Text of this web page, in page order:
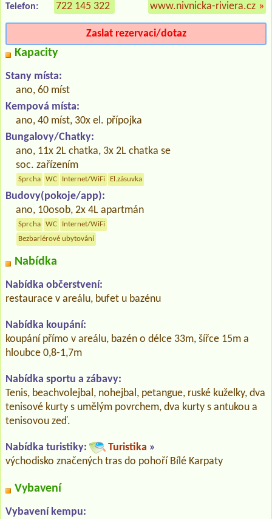
Telefon: 722 145 322 www.nivnicka-riviera.cz »
Zaslat rezervaci/dotaz
Kapacity
Stany místa:
ano, 60 míst
Kempová místa:
ano, 40 míst, 30x el. přípojka
Bungalovy/Chatky:
ano, 11x 2L chatka, 3x 2L chatka se
soc. zařízením
Sprcha WC Internet/WiFi El.zásuvka
Budovy(pokoje/app):
ano, 10osob, 2x 4L apartmán
Sprcha WC
Internet/WiFi
Bezbariérové ubytování
Nabídka
Nabídka občerstvení:
restaurace v areálu, bufet u bazénu
Nabídka koupání:
koupání přímo v areálu, bazén o délce 33m, šířce 15m a
hloubce 0,8-1,7m
Nabídka sportu a zábavy:
Tenis, beachvolejbal, nohejbal, petangue, ruské kuželky, dva
tenisové kurty s umělým povrchem, dva kurty s antukou a
tenisovou zeď.
Nabídka turistiky: Turistika »
východisko značených tras do pohoří Bílé Karpaty
Vybavení
Vybavení kempu: